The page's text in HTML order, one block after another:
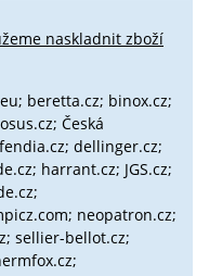
naskladnit zboží
beretta.cz; binox.cz;
Česká
dellinger.cz;
harrant.cz; JGS.cz;
neopatron.cz;
sellier-bellot.cz;